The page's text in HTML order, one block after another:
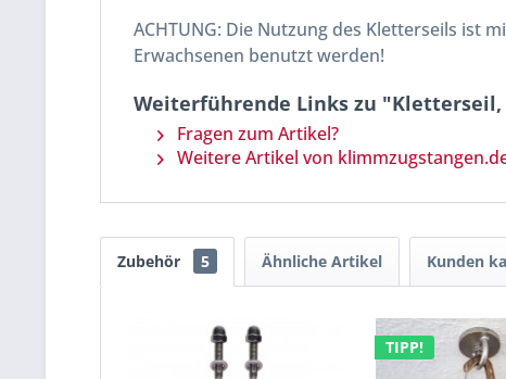
ACHTUNG: Die Nutzung des Kletterseils ist
Erwachsenen benutzt werden!
Weiterführende Links zu
Fragen zum Artikel?
Weitere Artikel von
Zubehör 5 Ähnliche Artikel Kunden
TIPP!